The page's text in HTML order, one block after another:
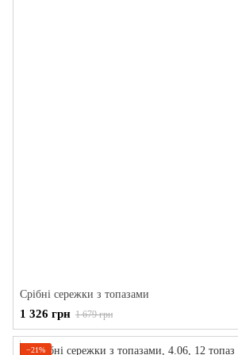
Срібні сережки з топазами
1 326 грн 1 679 грн
−21%